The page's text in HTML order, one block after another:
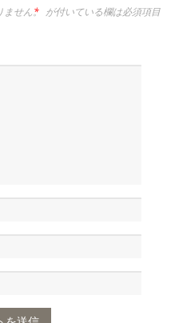
せん。
* が付いている欄は必須項目